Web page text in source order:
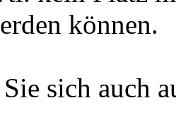
können.
sich auch